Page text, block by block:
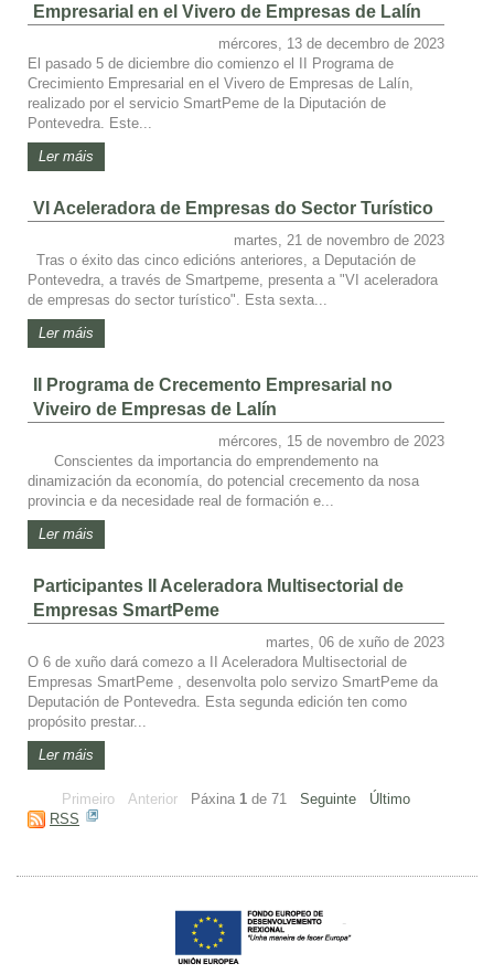
Empresarial en el Vivero de Empresas de Lalín
mércores, 13 de decembro de 2023
El pasado 5 de diciembre dio comienzo el II Programa de
Crecimiento Empresarial en el Vivero de Empresas de Lalín,
realizado por el servicio SmartPeme de la Diputación de
Pontevedra. Este...
Ler máis
VI Aceleradora de Empresas do Sector Turístico
martes, 21 de novembro de 2023
Tras o éxito das cinco edicións anteriores, a Deputación de
Pontevedra, a través de Smartpeme, presenta a "VI aceleradora
de empresas do sector turístico". Esta sexta...
Ler máis
II Programa de Crecemento Empresarial no
Viveiro de Empresas de Lalín
mércores, 15 de novembro de 2023
Conscientes da importancia do emprendemento na
dinamización da economía, do potencial crecemento da nosa
provincia e da necesidade real de formación e...
Ler máis
Participantes II Aceleradora Multisectorial de
Empresas SmartPeme
martes, 06 de xuño de 2023
O 6 de xuño dará comezo a II Aceleradora Multisectorial de
Empresas SmartPeme , desenvolta polo servizo SmartPeme da
Deputación de Pontevedra. Esta segunda edición ten como
propósito prestar...
Ler máis
Primeiro Anterior Páxina 1 de 71 Seguinte
Último
RSS